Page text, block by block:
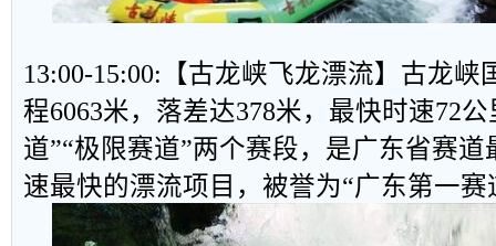
13:00-15:00:【古龙峡飞龙漂流】古龙峡
程6063米，落差达378米，最快时速72
道”“极限赛道”两个赛段，是广东省赛
速最快的漂流项目，被誉为“广东第一赛